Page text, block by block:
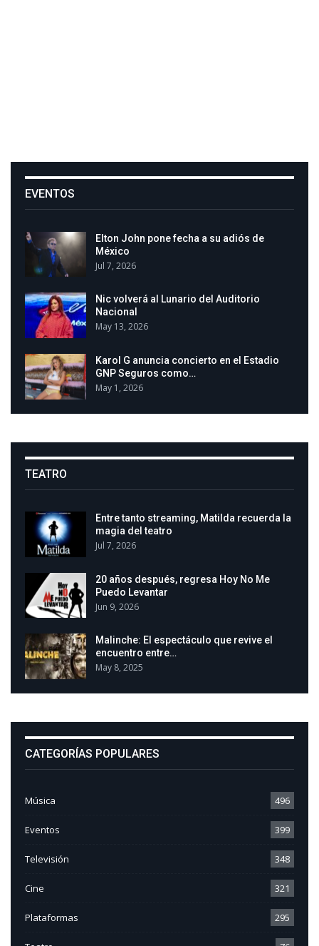
EVENTOS
Elton John pone fecha a su adiós de
México
Jul 7, 2026
Nic volverá al Lunario del Auditorio
Nacional
May 13, 2026
Karol G anuncia concierto en el Estadio
GNP Seguros como…
May 1, 2026
TEATRO
Entre tanto streaming, Matilda recuerda la
magia del teatro
Jul 7, 2026
20 años después, regresa Hoy No Me
Puedo Levantar
Jun 9, 2026
Malinche: El espectáculo que revive el
encuentro entre…
May 8, 2025
CATEGORÍAS POPULARES
Música 496
Eventos 399
Televisión 348
Cine 321
Plataformas 295